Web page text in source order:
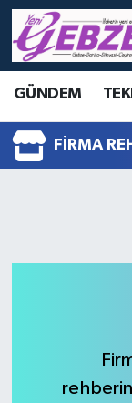
GÜNDEM
FIRMA
Nöbetçi
Haber